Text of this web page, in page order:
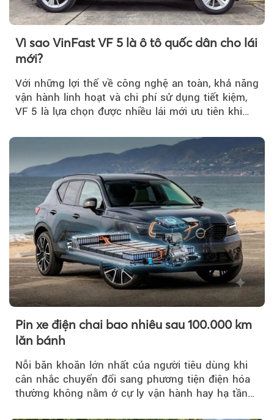
Vì sao VinFast VF 5 là ô tô quốc dân cho lái
mới?
Với những lợi thế về công nghệ an toàn, khả năng
vận hành linh hoạt và chi phí sử dụng tiết kiệm,
VF 5 là lựa chọn được nhiều lái mới ưu tiên khi
Pin xe điện chai bao nhiêu sau 100.000 km
lăn bánh
Nỗi băn khoăn lớn nhất của người tiêu dùng khi
cân nhắc chuyển đổi sang phương tiện điện hóa
thường không nằm ở cự ly vận hành hay hạ tầng